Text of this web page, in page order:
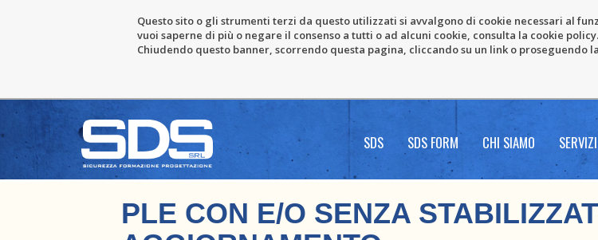
Questo sito o gli strumenti terzi da questo utilizzati si avvalgono di cookie necessari al
vuoi saperne di più o negare il consenso a tutti o ad alcuni cookie, consulta la cookie policy.
Chiudendo questo banner, scorrendo questa pagina, cliccando su un link o proseguendo
SDS SDS FORM CHI SIAMO SERVIZI
PLE CON E/O SENZA